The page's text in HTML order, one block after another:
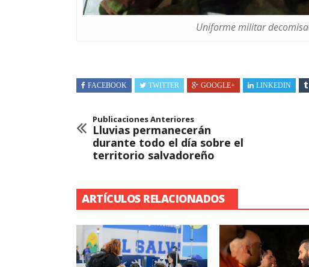
Uniforme militar
FACEBOOK TWITTER GOOGLE+ LINKEDIN
Publicaciones Anteriores
Lluvias permanecerán
durante todo el día sobre el
territorio salvadoreño
ARTÍCULOS RELACIONADOS